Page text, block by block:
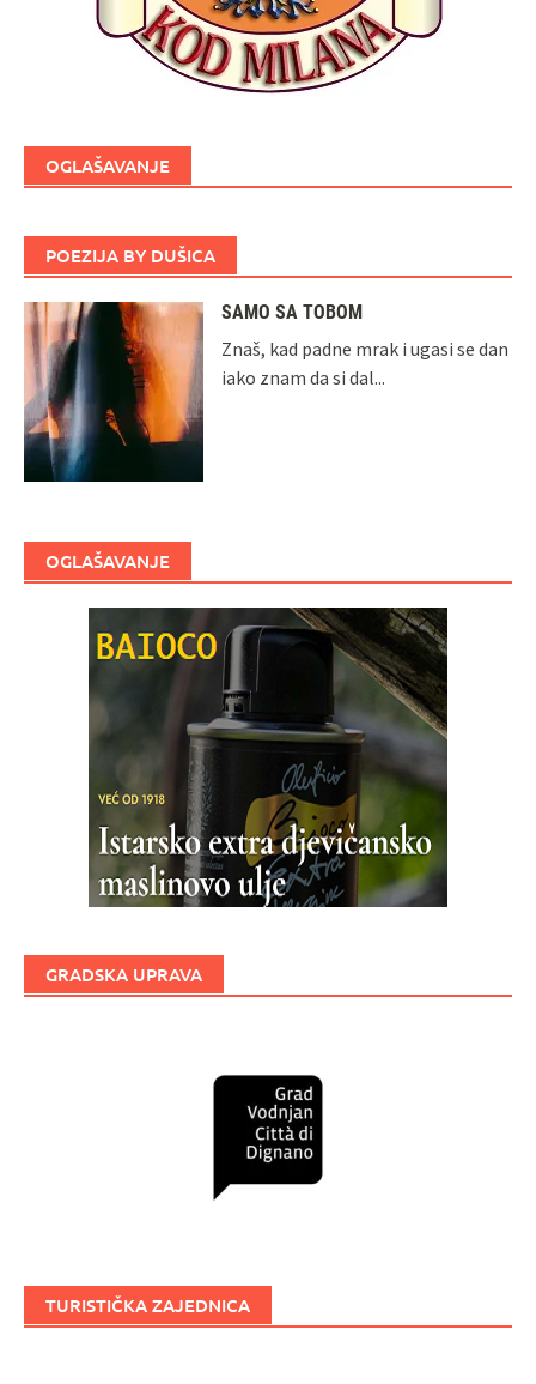
OGLAŠAVANJE
POEZIJA BY DUŠICA
SAMO SA TOBOM
Znaš, kad padne mrak i ugasi se dan
iako znam da si dal...
OGLAŠAVANJE
GRADSKA UPRAVA
TURISTIČKA ZAJEDNICA